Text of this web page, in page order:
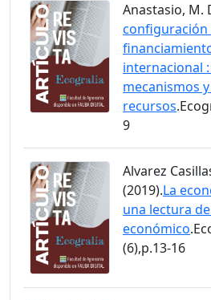
Anastasio, M.
configuración
internacional
mecanismos
recursos
9
Alvarez
(2019).La
una lectura
económico
(6),p.13-16